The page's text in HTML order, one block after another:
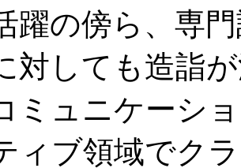
躍の傍ら、専
対しても造詣
ミュニケーシ
ィブ領域でク